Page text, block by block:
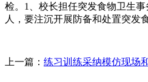
检。1、校长担任突发食物卫生
人，要注沉开展防备和处置突发
上一篇： 练习训练采纳模仿现场